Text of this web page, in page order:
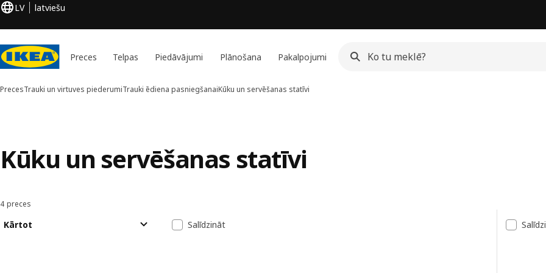
LV latviešu
Preces Telpas Piedāvājumi Plānošana Pakalpojumi
PrecesTrauki un virtuves piederumiTrauki ēdiena pasniegšanaiKūku un servēšanas statīvi
Kūku un servēšanas statīvi
Kārtot un filtrēt
4 preces
Kārtot Rezultātu saraksts
Salīdzināt